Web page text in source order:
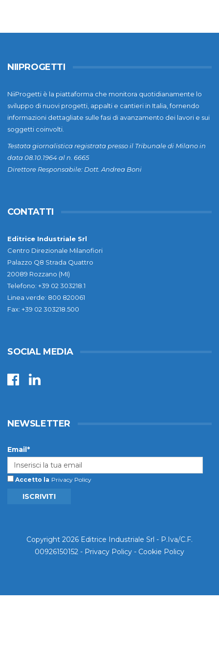
NIIPROGETTI
NiiProgetti è la piattaforma che monitora quotidianamente lo
sviluppo di nuovi progetti, appalti e cantieri in Italia, fornendo
informazioni dettagliate sulle fasi di avanzamento dei lavori e sui
soggetti coinvolti.
Testata giornalistica registrata presso il Tribunale di Milano in
data 08.10.1964 al n. 6665
Direttore Responsabile: Dott. Andrea Boni
CONTATTI
Editrice Industriale Srl
Centro Direzionale Milanofiori
Palazzo Q8 Strada Quattro
20089 Rozzano (MI)
Telefono: +39 02 303218.1
Linea verde: 800 820061
Fax: +39 02 303218.500
SOCIAL MEDIA
NEWSLETTER
Email*
Accetto la Privacy Policy
ISCRIVITI
Copyright 2026 Editrice Industriale Srl - P.Iva/C.F.
00926150152 - Privacy Policy - Cookie Policy